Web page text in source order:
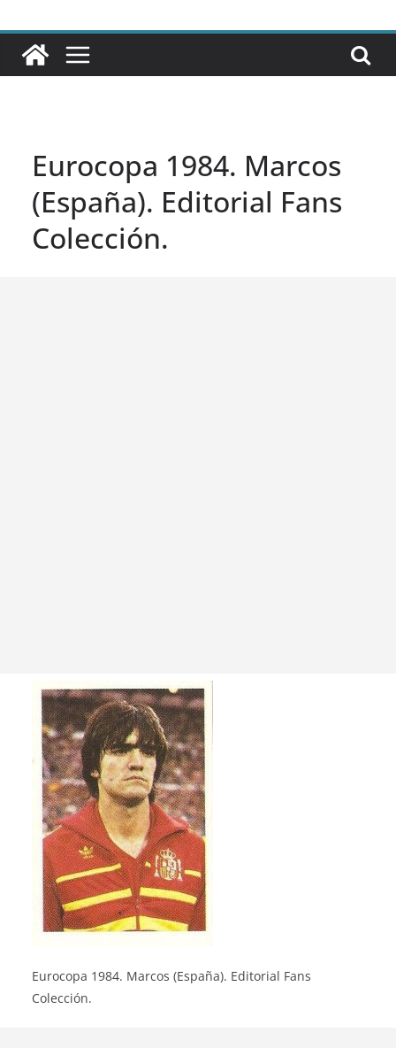
Eurocopa 1984. Marcos
(España). Editorial Fans
Colección.
Eurocopa 1984. Marcos (España). Editorial Fans
Colección.